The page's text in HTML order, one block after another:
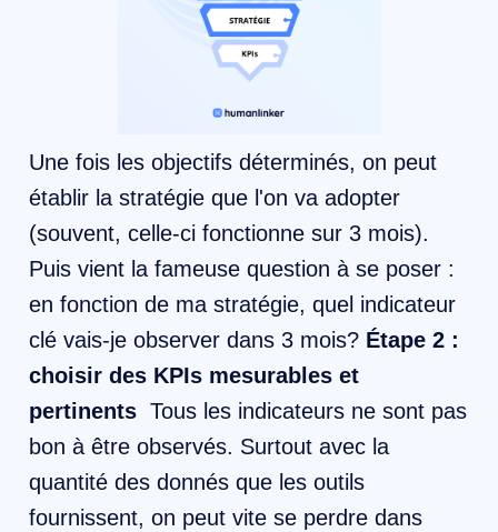
Une fois les objectifs déterminés, on peut
établir la stratégie que l'on va adopter
(souvent, celle-ci fonctionne sur 3 mois).
Puis vient la fameuse question à se poser :
en fonction de ma stratégie, quel indicateur
clé vais-je observer dans 3 mois? Étape 2 :
choisir des KPIs mesurables et
pertinents Tous les indicateurs ne sont pas
bon à être observés. Surtout avec la
quantité des donnés que les outils
fournissent, on peut vite se perdre dans